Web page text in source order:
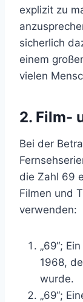
explizit zu
sicherlich
einem
vielen
2. Film-
Bei der
die Zahl 69
Filmen und
verwenden:
„69“;
1968,
wurde.
„69“;